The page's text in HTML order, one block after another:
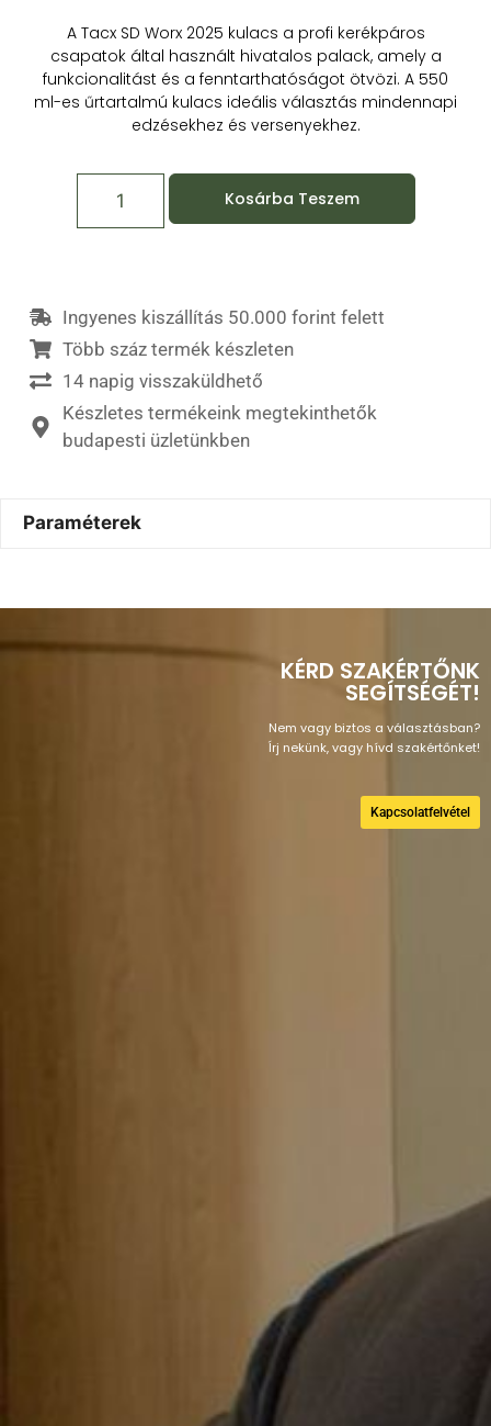
A Tacx SD Worx 2025 kulacs a profi kerékpáros
csapatok által használt hivatalos palack, amely a
funkcionalitást és a fenntarthatóságot ötvözi. A 550
ml-es űrtartalmú kulacs ideális választás mindennapi
edzésekhez és versenyekhez.
Kosárba Teszem
Ingyenes kiszállítás 50.000 forint felett
Több száz termék készleten
14 napig visszaküldhető
Készletes termékeink megtekinthetők
budapesti üzletünkben
Paraméterek
KÉRD SZAKÉRTŐNK
SEGÍTSÉGÉT!
Nem vagy biztos a választásban?
Írj nekünk, vagy hívd szakértőnket!
Kapcsolatfelvétel